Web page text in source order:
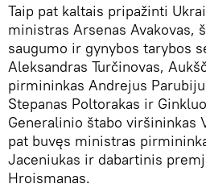
Taip pat kaltais pripažinti
ministras Arsenas Avakovas,
saugumo ir gynybos tarybos
Aleksandras Turčinovas,
pirmininkas Andrejus
Stepanas Poltorakas ir
Generalinio štabo viršininkas
pat buvęs ministras
Jaceniukas ir dabartinis
Hroismanas.